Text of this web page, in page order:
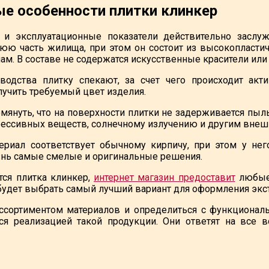
особенности плитки клинкер
и эксплуатационные показатели действительно
часть жилища, при этом он состоит из
В составе не содержатся искусственные красители
плитку спекают, за счет чего происходит
требуемый цвет изделия.
что на поверхности плитки не задерживается
веществ, солнечному излучению и другим
соответствует обычному кирпичу, при этом у
самые смелые и оригинальные решения.
плитка клинкер, интернет магазин предоставитлюбые
выбрать самый лучший вариант для оформления
материалов и определиться с
реализацией такой продукции. Они ответят на все